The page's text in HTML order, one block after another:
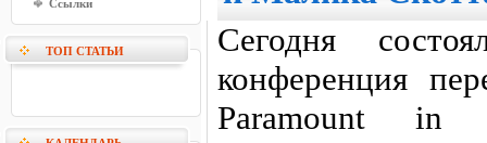
Ссылки
ТОП СТАТЬИ
Сегодня
конференция
Paramount in